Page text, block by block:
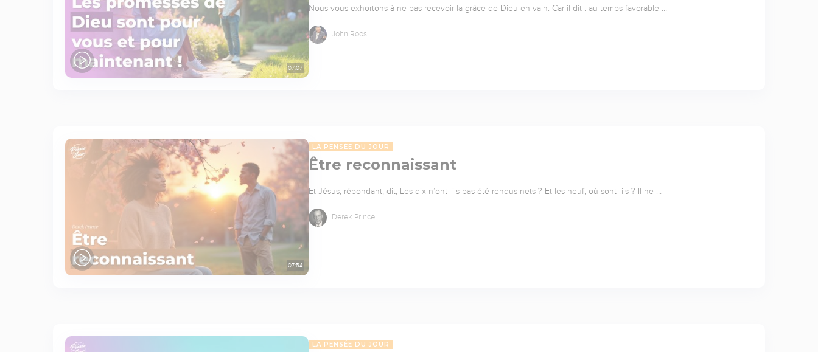
07:07
Nous vous exhortons à ne pas recevoir la grâce de Dieu en vain. Car il dit : au temps favorable …
John Roos
07:54
LA PENSÉE DU JOUR
Être reconnaissant
Et Jésus, répondant, dit, Les dix n’ont–ils pas été rendus nets ? Et les neuf, où sont–ils ? Il ne …
Derek Prince
LA PENSÉE DU JOUR